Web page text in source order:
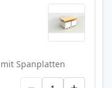
Spanplatten